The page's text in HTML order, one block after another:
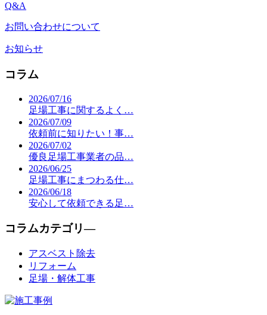
Q&A
お問い合わせについて
お知らせ
コラム
2026/07/16
足場工事に関するよく…
2026/07/09
依頼前に知りたい！事…
2026/07/02
優良足場工事業者の品…
2026/06/25
足場工事にまつわる仕…
2026/06/18
安心して依頼できる足…
コラムカテゴリ―
アスベスト除去
リフォーム
足場・解体工事